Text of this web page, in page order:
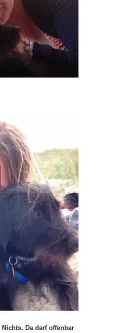
Nichts. Da darf offenbar